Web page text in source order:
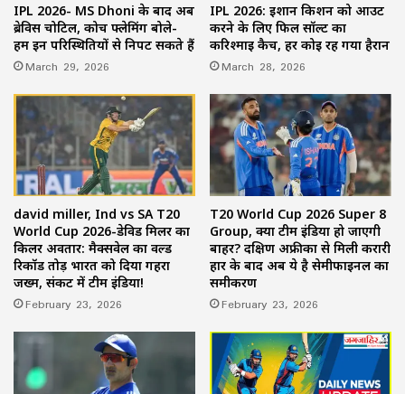
IPL 2026- MS Dhoni के बाद अब
ब्रेविस चोटिल, कोच फ्लेमिंग बोले-
हम इन परिस्थितियों से निपट सकते हैं
March 29, 2026
IPL 2026: ईशान किशन को आउट
करने के लिए फिल सॉल्ट का
करिश्माई कैच, हर कोई रह गया हैरान
March 28, 2026
david miller, Ind vs SA T20
World Cup 2026-डेविड मिलर का
किलर अवतार: मैक्सवेल का वर्ल्ड
रिकॉर्ड तोड़ भारत को दिया गहरा
जख्म, संकट में टीम इंडिया!
February 23, 2026
T20 World Cup 2026 Super 8
Group, क्या टीम इंडिया हो जाएगी
बाहर? दक्षिण अफ्रीका से मिली करारी
हार के बाद अब ये है सेमीफाइनल का
समीकरण
February 23, 2026